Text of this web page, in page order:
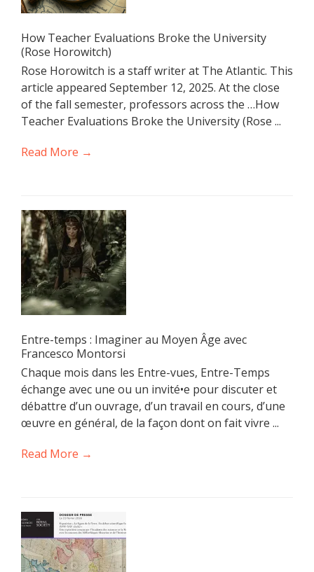
How Teacher Evaluations Broke the University
(Rose Horowitch)
Rose Horowitch is a staff writer at The Atlantic. This
article appeared September 12, 2025. At the close
of the fall semester, professors across the …How
Teacher Evaluations Broke the University (Rose ...
Read More →
Entre-temps : Imaginer au Moyen Âge avec
Francesco Montorsi
Chaque mois dans les Entre-vues, Entre-Temps
échange avec une ou un invité•e pour discuter et
débattre d’un ouvrage, d’un travail en cours, d’une
œuvre en général, de la façon dont on fait vivre ...
Read More →